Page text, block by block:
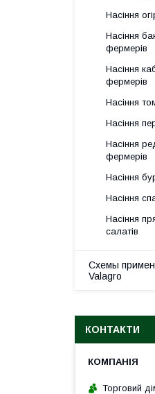
Насіння
Насіння
фермерів
Насіння
фермерів
Насіння
Насіння
Насіння
фермерів
Насіння
Насіння
Насіння
салатів
Схемы
Valagro
КОНТАКТИ
Торговий